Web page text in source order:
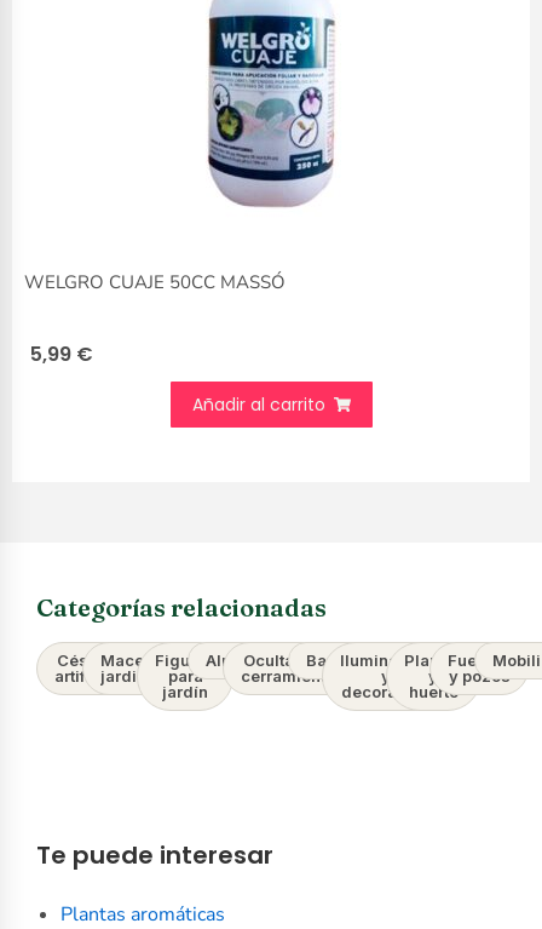
WELGRO CUAJE 50CC MASSÓ
5,99 €
Añadir al carrito
Categorías relacionadas
Césped
artificial
Macetas y
jardineras
Figuras
para
jardín
Almacenaje
Ocultación y
cerramientos
Barbacoas
Iluminación
y
decoración
Plantas
y
huerto
Fuentes
y pozos
Te puede interesar
Plantas aromáticas